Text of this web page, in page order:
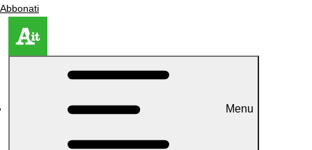
Abbonati
Menu